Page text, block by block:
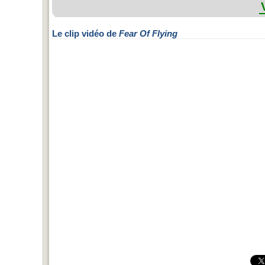
Le clip vidéo de Fear Of Flying